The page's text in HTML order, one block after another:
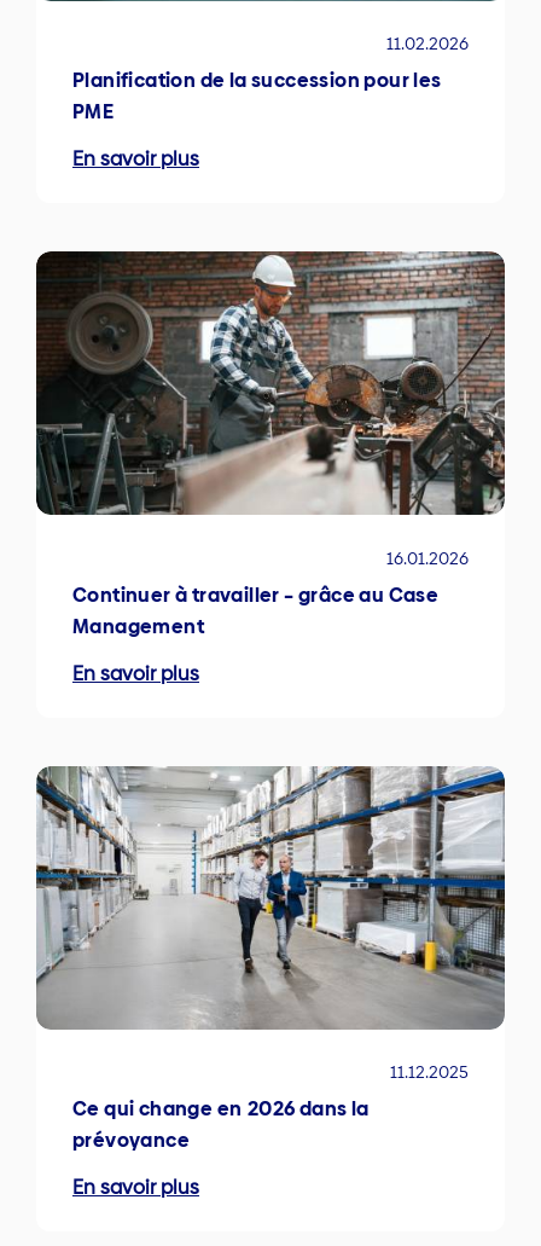
11.02.2026
Planification de la succession pour les
PME
En savoir plus
16.01.2026
Continuer à travailler – grâce au Case
Management
En savoir plus
11.12.2025
Ce qui change en 2026 dans la
prévoyance
En savoir plus